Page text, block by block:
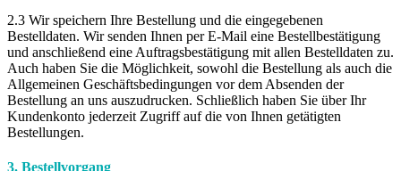
2.3 Wir speichern Ihre Bestellung und die eingegebenen
Bestelldaten. Wir senden Ihnen per E-Mail eine Bestellbestätigung
und anschließend eine Auftragsbestätigung mit allen Bestelldaten zu.
Auch haben Sie die Möglichkeit, sowohl die Bestellung als auch die
Allgemeinen Geschäftsbedingungen vor dem Absenden der
Bestellung an uns auszudrucken. Schließlich haben Sie über Ihr
Kundenkonto jederzeit Zugriff auf die von Ihnen getätigten
Bestellungen.
3. Bestellvorgang